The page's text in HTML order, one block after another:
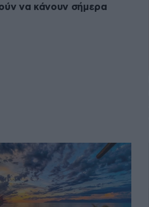
να κάνουν σήμερα